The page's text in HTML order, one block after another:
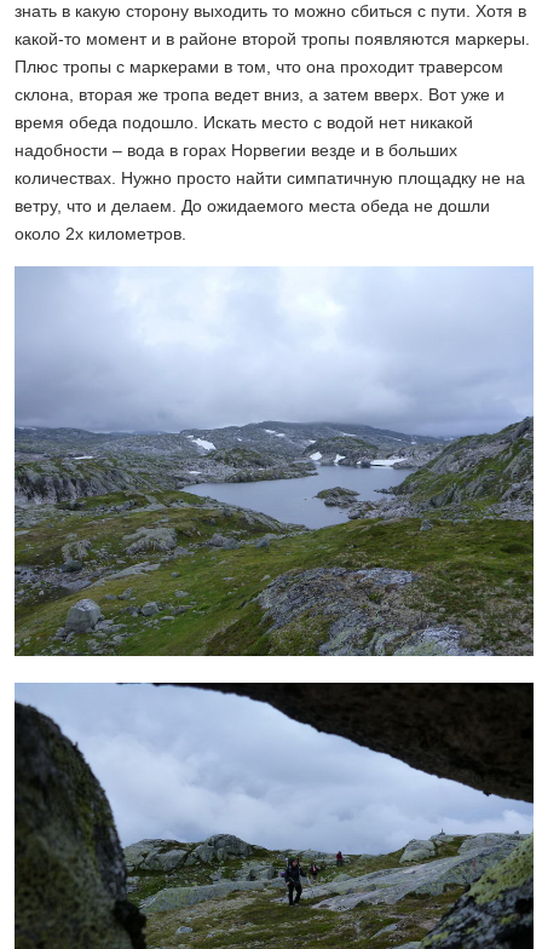
знать в какую сторону выходить то можно сбиться с пути. Хотя в
какой-то момент и в районе второй тропы появляются маркеры.
Плюс тропы с маркерами в том, что она проходит траверсом
склона, вторая же тропа ведет вниз, а затем вверх. Вот уже и
время обеда подошло. Искать место с водой нет никакой
надобности – вода в горах Норвегии везде и в больших
количествах. Нужно просто найти симпатичную площадку не на
ветру, что и делаем. До ожидаемого места обеда не дошли
около 2х километров.